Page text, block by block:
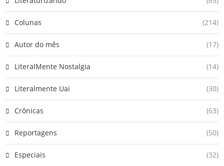
Colunas (214)
Autor do mês (17)
LiteralMente Nostalgia (14)
Literalmente Uai (30)
Crônicas (63)
Reportagens (50)
Especiais (32)